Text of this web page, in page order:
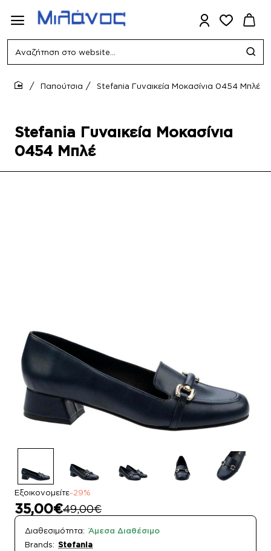
Αναζήτηση
website...
Stefania Γυναικεία Μοκασίνια
0454 Μπλέ
Παπούτσια Stefania Γυναικεία Μοκασίνια 0454 Μπλέ
Εξοικονομείτε-29%
35,00€49,00€
Διαθεσιμότητα: Άμεσα Διαθέσιμο
Brands: Stefania